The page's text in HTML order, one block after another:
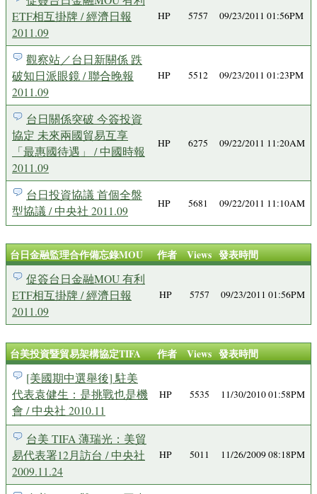
ETF相互掛牌 / 經濟日報
2011.09
HP 5757 09/23/2011 01:56PM
觀察站／台日新關係 跌
破知日派眼鏡 / 聯合晚報
2011.09
HP 5512 09/23/2011 01:23PM
台日關係突破 今簽投資
協定 未來兩國貿易互享
「最惠國待遇」 / 中國時報
2011.09
HP 6275 09/22/2011 11:20AM
台日投資協議 首個全盤
型協議 / 中央社 2011.09
HP 5681 09/22/2011 11:10AM
台日金融監理合作備忘錄MOU 作者 Views 發表時間
促簽台日金融MOU 有利
ETF相互掛牌 / 經濟日報
2011.09
HP 5757 09/23/2011 01:56PM
台美投資暨貿易架構協定TIFA 作者 Views 發表時間
[美國期中選舉後] 駐美
代表袁健生：是挑戰也是機
會 / 中央社 2010.11
HP 5535 11/30/2010 01:58PM
台美 TIFA 薄瑞光：美貿
易代表署12月訪台 / 中央社
2009.11.24
HP 5011 11/26/2009 08:18PM